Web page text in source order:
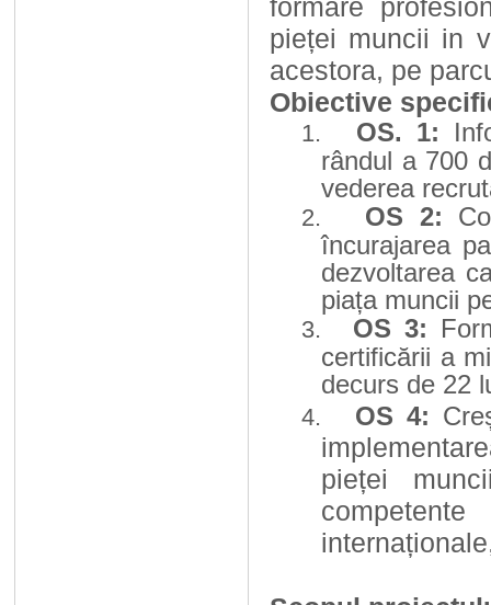
formare
pieței muncii in
acestora, pe
Obiective
1. OS. 1:
rândul a 700
vederea
2. OS 2:
încurajarea
dezvoltarea
piața muncii
3. OS 3:
certificării a
decurs de 22
4. OS 4:
pieței